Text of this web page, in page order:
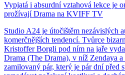
Vypjatá i absurdní vztahová lekce je
prožívají Drama na KVIFF TV
Studio A24 je útočištěm nezávislých
komerčnějších tendencí. Tvůrce
Kristoffer Borgli pod ním na jaře
Drama (The Drama), v níž Zendaya
zamilovaný pár, který je pár dní před